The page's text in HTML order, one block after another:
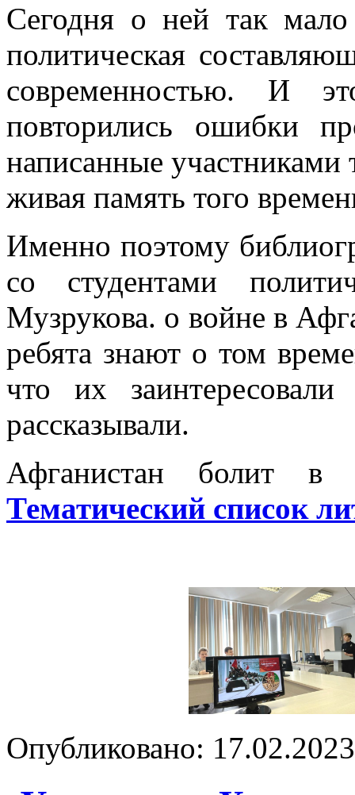
Сегодня о ней так мало
политическая
современностью. И
повторились ошибки
написанные
живая память того
Именно поэтому
со студентами
Музрукова. о войне в
ребята знают о том
что их
рассказывали.
Афганистан болит
Тематический список
Опубликовано: